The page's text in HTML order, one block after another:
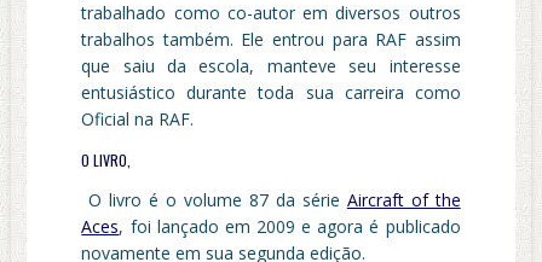
trabalhado como co-autor em diversos outros
trabalhos também. Ele entrou para RAF assim
que saiu da escola, manteve seu interesse
entusiástico durante toda sua carreira como
Oficial na RAF.
O LIVRO,
O livro é o volume 87 da série Aircraft of the
Aces, foi lançado em 2009 e agora é publicado
novamente em sua segunda edição.